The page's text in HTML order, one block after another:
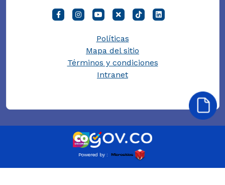
Políticas
Mapa del sitio
Términos y condiciones
Intranet
Powered by :